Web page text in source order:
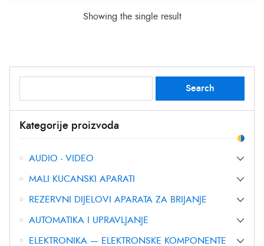
Showing the single result
for:
Search
Kategorije proizvoda
AUDIO - VIDEO
MALI KUCANSKI APARATI
REZERVNI DIJELOVI APARATA ZA BRIJANJE
AUTOMATIKA I UPRAVLJANJE
ELEKTRONIKA — ELEKTRONSKE KOMPONENTE